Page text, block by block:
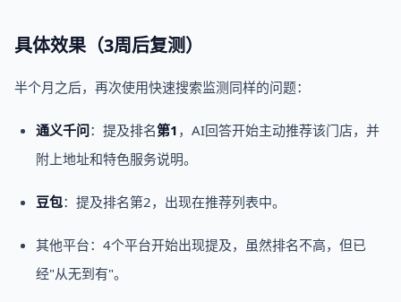
具体效果（3周后复测）
半个月之后，再次使用快速搜索监测同样的问题：
通义千问：提及排名第1 ，AI回答开始主动推荐该门店，并
附上地址和特色服务说明。
豆包：提及排名第2，出现在推荐列表中。
其他平台：4个平台开始出现提及，虽然排名不高，但已
经"从无到有"。